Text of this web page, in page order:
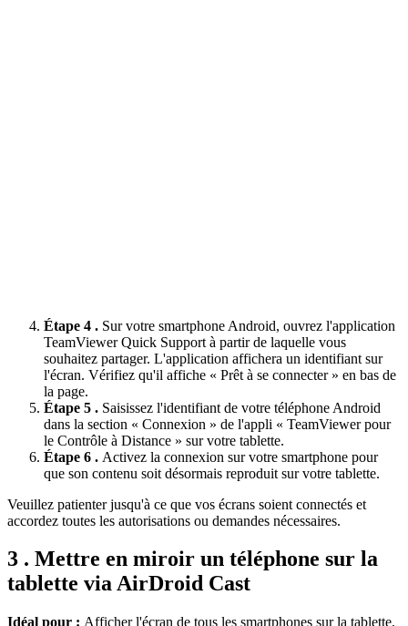
Étape 4 . Sur votre smartphone Android, ouvrez l'application
TeamViewer Quick Support à partir de laquelle vous
souhaitez partager. L'application affichera un identifiant sur
l'écran. Vérifiez qu'il affiche « Prêt à se connecter » en bas de
la page.
Étape 5 . Saisissez l'identifiant de votre téléphone Android
dans la section « Connexion » de l'appli « TeamViewer pour
le Contrôle à Distance » sur votre tablette.
Étape 6 . Activez la connexion sur votre smartphone pour
que son contenu soit désormais reproduit sur votre tablette.
Veuillez patienter jusqu'à ce que vos écrans soient connectés et
accordez toutes les autorisations ou demandes nécessaires.
3 . Mettre en miroir un téléphone sur la
tablette via AirDroid Cast
Idéal pour : Afficher l'écran de tous les smartphones sur la tablette,